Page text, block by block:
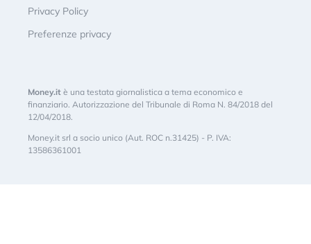
Privacy Policy
Preferenze privacy
Money.it è una testata giornalistica a tema economico e
finanziario. Autorizzazione del Tribunale di Roma N. 84/2018 del
12/04/2018.
Money.it srl a socio unico (Aut. ROC n.31425) - P. IVA:
13586361001